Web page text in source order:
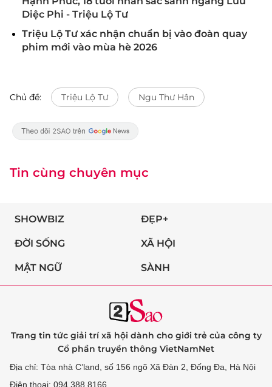
Diệc Phi - Triệu Lộ Tư
Triệu Lộ Tư xác nhận chuẩn bị vào đoàn quay
phim mới vào mùa hè 2026
Chủ đề: Triệu Lộ Tư Ngu Thư Hân
Tin cùng chuyên mục
SHOWBIZ ĐẸP+
ĐỜI SỐNG XÃ HỘI
MẬT NGỮ SÀNH
Trang tin tức giải trí xã hội dành cho giới trẻ của công ty
Cổ phần truyền thông VietNamNet
Địa chỉ: Tòa nhà C’land, số 156 ngõ Xã Đàn 2, Đống Đa, Hà Nội
Điện thoại: 094 388 8166